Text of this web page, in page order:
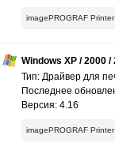
imagePROGRAF
Windows XP / 2000 /
Тип: Драйвер для
Последнее
Версия: 4.16
imagePROGRAF